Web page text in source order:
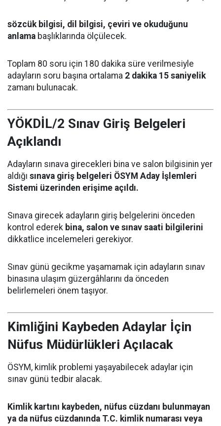
sözcük bilgisi, dil bilgisi, çeviri ve okuduğunu
anlama başlıklarında ölçülecek.
Toplam 80 soru için 180 dakika süre verilmesiyle
adayların soru başına ortalama 2 dakika 15 saniyelik
zamanı bulunacak.
YÖKDİL/2 Sınav Giriş Belgeleri
Açıklandı
Adayların sınava girecekleri bina ve salon bilgisinin yer
aldığı sınava giriş belgeleri ÖSYM Aday İşlemleri
Sistemi üzerinden erişime açıldı.
Sınava girecek adayların giriş belgelerini önceden
kontrol ederek bina, salon ve sınav saati bilgilerini
dikkatlice incelemeleri gerekiyor.
Sınav günü gecikme yaşamamak için adayların sınav
binasına ulaşım güzergâhlarını da önceden
belirlemeleri önem taşıyor.
Kimliğini Kaybeden Adaylar İçin
Nüfus Müdürlükleri Açılacak
ÖSYM, kimlik problemi yaşayabilecek adaylar için
sınav günü tedbir alacak.
Kimlik kartını kaybeden, nüfus cüzdanı bulunmayan
ya da nüfus cüzdanında T.C. kimlik numarası veya